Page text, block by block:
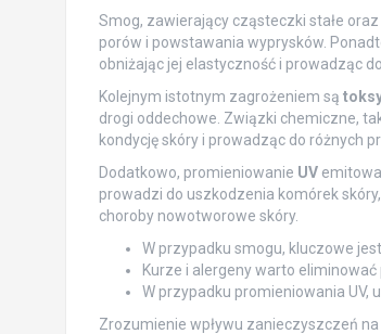
Smog, zawierający cząsteczki stałe
porów i powstawania wyprysków.
obniżając jej elastyczność i prowadząc
Kolejnym istotnym zagrożeniem są
drogi oddechowe. Związki chemiczne,
kondycję skóry i prowadząc do różnych
Dodatkowo, promieniowanie UV
prowadzi do uszkodzenia komórek
choroby nowotworowe skóry.
W przypadku smogu, kluczowe
Kurze i alergeny warto
W przypadku promieniowania UV,
Zrozumienie wpływu zanieczyszczeń